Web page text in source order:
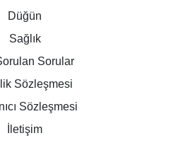
Düğün
Sağlık
Sorular
Sözleşmesi
Sözleşmesi
İletişim